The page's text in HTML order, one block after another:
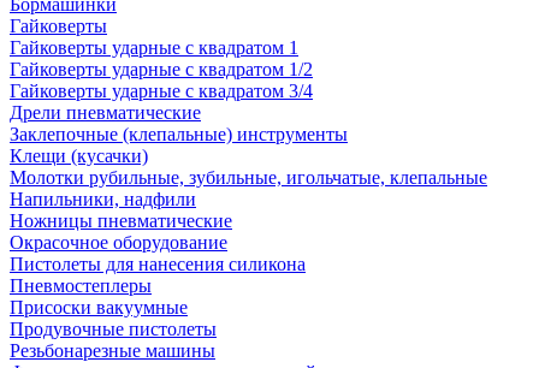
Бормашинки
Гайковерты
Гайковерты ударные с квадратом 1
Гайковерты ударные с квадратом 1/2
Гайковерты ударные с квадратом 3/4
Дрели пневматические
Заклепочные (клепальные) инструменты
Клещи (кусачки)
Молотки рубильные, зубильные, игольчатые, клепальные
Напильники, надфили
Ножницы пневматические
Окрасочное оборудование
Пистолеты для нанесения силикона
Пневмостеплеры
Присоски вакуумные
Продувочные пистолеты
Резьбонарезные машины